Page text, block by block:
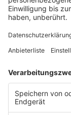
korrekte
allfällige
versehentlich
Co.KG,
Teilnehmers
7.) Das
Posting-